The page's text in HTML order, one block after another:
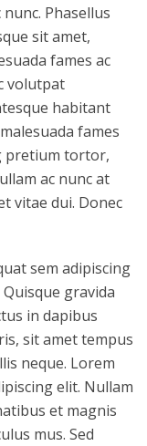
Phasellus
sit amet,
fames ac
volutpat
habitant
fames
pretium tortor,
ac nunc at
vitae dui. Donec
sem adipiscing
gravida
in dapibus
sit amet tempus
neque. Lorem
elit. Nullam
et magnis
mus. Sed